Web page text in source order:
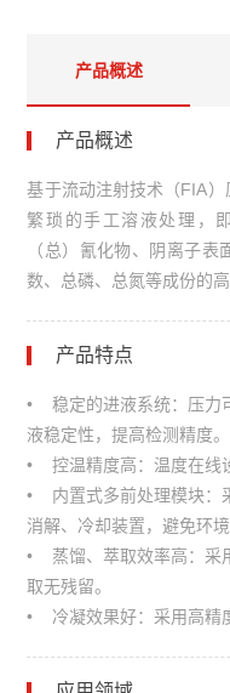
产品概述
产品概述
基于流动注射技术（FIA
繁琐的手工溶液处理，
（总）氰化物、阴离子
数、总磷、总氮等成份的
产品特点
• 稳定的进液系统：压力
液稳定性，提高检测精度。
• 控温精度高：温度在线
• 内置式多前处理模块：
消解、冷却装置，避免环
• 蒸馏、萃取效率高：采
取无残留。
• 冷凝效果好：采用高精